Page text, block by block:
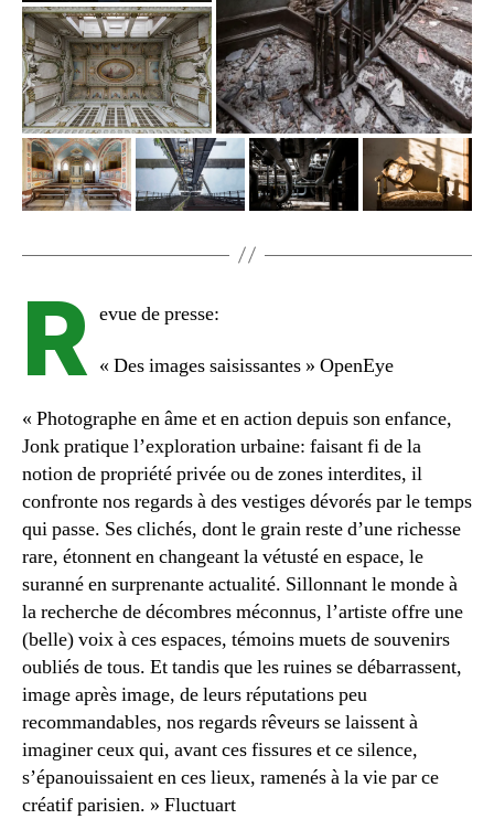
R evue de presse:
« Des images saisissantes » OpenEye
« Photographe en âme et en action depuis son enfance,
Jonk pratique l’exploration urbaine: faisant fi de la
notion de propriété privée ou de zones interdites, il
confronte nos regards à des vestiges dévorés par le temps
qui passe. Ses clichés, dont le grain reste d’une richesse
rare, étonnent en changeant la vétusté en espace, le
suranné en surprenante actualité. Sillonnant le monde à
la recherche de décombres méconnus, l’artiste offre une
(belle) voix à ces espaces, témoins muets de souvenirs
oubliés de tous. Et tandis que les ruines se débarrassent,
image après image, de leurs réputations peu
recommandables, nos regards rêveurs se laissent à
imaginer ceux qui, avant ces fissures et ce silence,
s’épanouissaient en ces lieux, ramenés à la vie par ce
créatif parisien. » Fluctuart